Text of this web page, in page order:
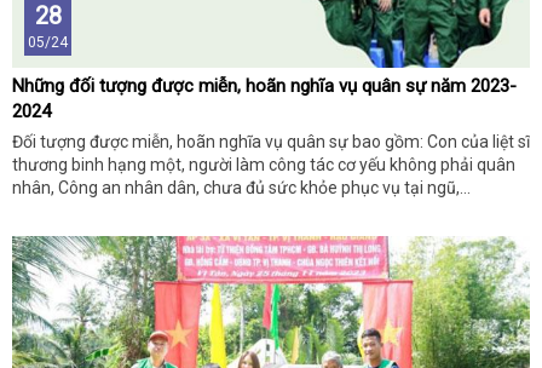
28
05/24
Những đối tượng được miễn, hoãn nghĩa vụ quân sự năm 2023-
2024
Đối tượng được miễn, hoãn nghĩa vụ quân sự bao gồm: Con của liệt sĩ
thương binh hạng một, người làm công tác cơ yếu không phải quân
nhân, Công an nhân dân, chưa đủ sức khỏe phục vụ tại ngũ,…